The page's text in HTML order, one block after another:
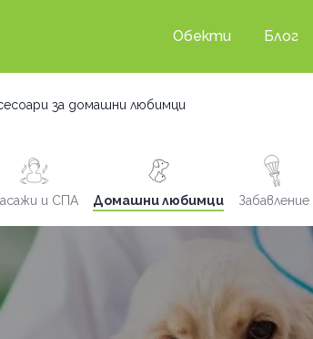
Обекти Блог
за домашни любимци
и СПА Домашни любимци Забавление